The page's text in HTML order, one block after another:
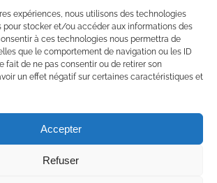
expériences, nous utilisons des technologies
pour stocker et/ou accéder aux informations des
à ces technologies nous permettra de
que le comportement de navigation ou les ID
fait de ne pas consentir ou de retirer son
un effet négatif sur certaines caractéristiques et
Accepter
Refuser
OpenStreetMap contributors.